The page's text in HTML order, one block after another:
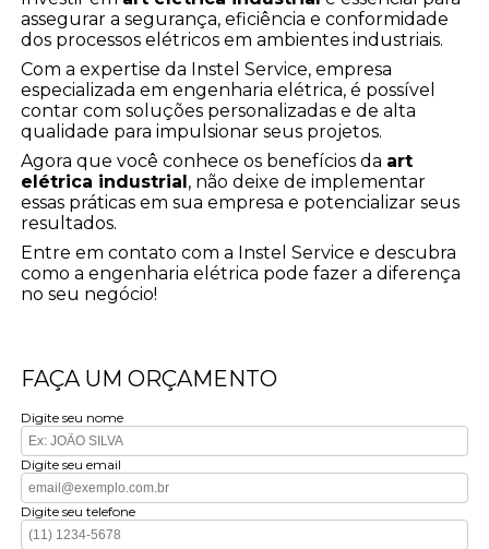
assegurar a segurança, eficiência e conformidade
dos processos elétricos em ambientes industriais.
Com a expertise da Instel Service, empresa
especializada em engenharia elétrica, é possível
contar com soluções personalizadas e de alta
qualidade para impulsionar seus projetos.
Agora que você conhece os benefícios da art
elétrica industrial , não deixe de implementar
essas práticas em sua empresa e potencializar seus
resultados.
Entre em contato com a Instel Service e descubra
como a engenharia elétrica pode fazer a diferença
no seu negócio!
FAÇA UM ORÇAMENTO
Digite seu nome
Digite seu email
Digite seu telefone